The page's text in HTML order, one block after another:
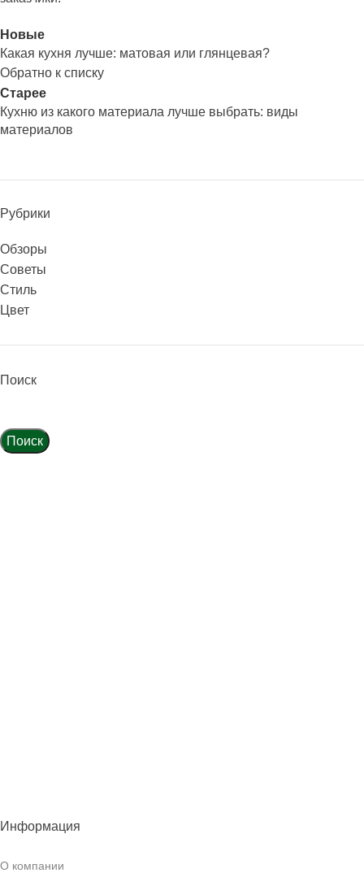
Новые
Какая кухня лучше: матовая или глянцевая?
Обратно к списку
Старее
Кухню из какого материала лучше выбрать: виды
материалов
Рубрики
Обзоры
Советы
Стиль
Цвет
Поиск
Поиск
Информация
О компании